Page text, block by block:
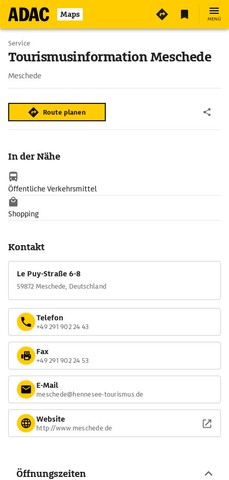
Maps MENÜ
Service
Tourismusinformation Meschede
Meschede
Route planen
In der Nähe
Öffentliche Verkehrsmittel
Shopping
Kontakt
Le Puy-Straße 6-8
59872 Meschede, Deutschland
Telefon
+49 291 902 24 43
Fax
+49 291 902 24 53
E-Mail
meschede@hennesee-tourismus.de
Website
http://www.meschede.de
Öffnungszeiten